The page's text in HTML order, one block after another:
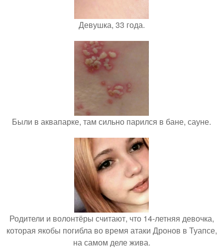
Девушка, 33 года.
Были в аквапарке, там сильно парился в бане, сауне.
Родители и волонтёры считают, что 14-летняя девочка,
которая якобы погибла во время атаки Дронов в Туапсе,
на самом деле жива.